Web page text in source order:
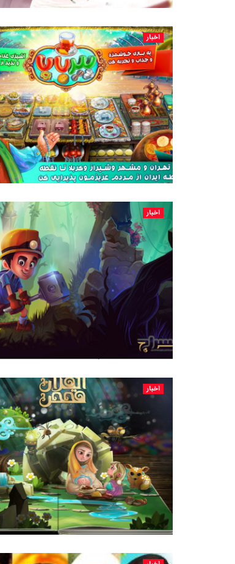
اخبار
اخبار
اخبار